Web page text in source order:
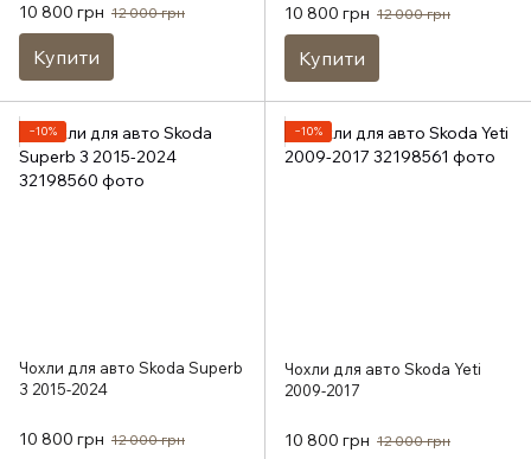
10 800 грн 12 000 грн
Купити
10 800 грн 12 000 грн
Купити
−10%
Чохли для авто Skoda Superb
3 2015-2024
10 800 грн 12 000 грн
−10%
Чохли для авто Skoda Yeti
2009-2017
10 800 грн 12 000 грн